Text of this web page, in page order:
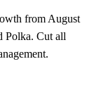
from August
Polka. Cut all